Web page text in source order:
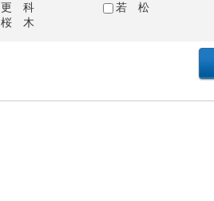
更 科
若 松
桜 木